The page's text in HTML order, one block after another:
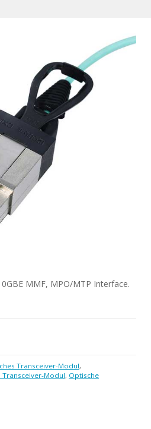
MMF, MPO/MTP Interface.
Transceiver-Modul,
Transceiver-Modul, Optische